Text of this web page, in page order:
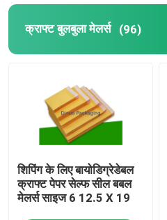
क्राफ्ट बुलबुला मेलर्स (96)
शिपिंग के लिए बायोडिग्रेडेबल
क्राफ्ट पेपर सेल्फ सील बबल
मेलर्स साइज 6 12.5 X 19